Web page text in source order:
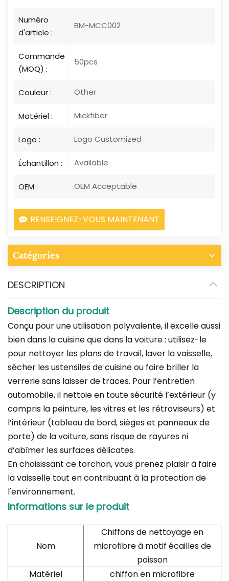
Numéro
d'article :
BM-MCC002
Commande
(MOQ) :
50pcs
Couleur : Other
Matériel : Mickfiber
Logo : Logo Customized
Échantillon : Available
OEM : OEM Acceptable
RENSEIGNEZ-VOUS MAINTENANT
Catégories
DESCRIPTION
Description du produit
Conçu pour une utilisation polyvalente, il excelle aussi
bien dans la cuisine que dans la voiture : utilisez-le
pour nettoyer les plans de travail, laver la vaisselle,
sécher les ustensiles de cuisine ou faire briller la
verrerie sans laisser de traces. Pour l’entretien
automobile, il nettoie en toute sécurité l’extérieur (y
compris la peinture, les vitres et les rétroviseurs) et
l’intérieur (tableau de bord, sièges et panneaux de
porte) de la voiture, sans risque de rayures ni
d’abîmer les surfaces délicates.
En choisissant ce torchon, vous prenez plaisir à faire
la vaisselle tout en contribuant à la protection de
l'environnement.
Informations sur le produit
Nom
Chiffons de nettoyage en
microfibre à motif écailles de
poisson
Matériel
chiffon en microfibre